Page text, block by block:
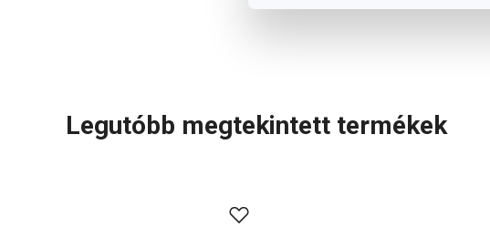
Legutóbb megtekintett termékek